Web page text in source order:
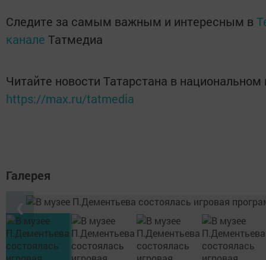
Следите за самым важным и интересным в
канале Татмедиа
Читайте новости Татарстана в
https://max.ru/tatmedia
Галерея